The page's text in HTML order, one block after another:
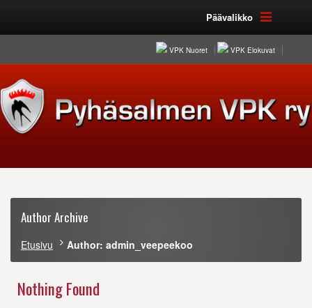
Päävalikko
VPK Nuoret VPK Elokuvat
Author Archive
Etusivu Author: admin_veepeekoo
Nothing Found